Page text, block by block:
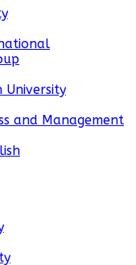
University
and Management